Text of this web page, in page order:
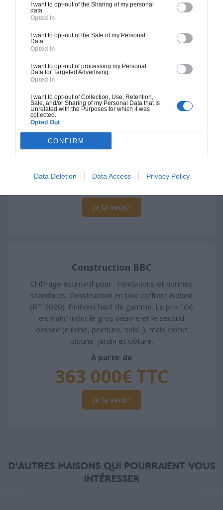
I want to opt-out of the Sharing of my personal
data.
Opted In
I want to opt-out of the Sale of my Personal
Data.
Opted In
I want to opt-out of processing my Personal
Data for Targeted Advertising.
Opted In
I want to opt-out of Collection, Use, Retention,
Sale, and/or Sharing of my Personal Data that Is
Unrelated with the Purposes for which it was
collected.
Opted Out
CONFIRM
Data Deletion Data Access Privacy Policy
Construction ossature bois
standards. Construction en ossature bois isolé.
Finitions haut de gamme. Le prix "clé en main"
inclut le gros oeuvre et le second oeuvre (cuisine,
peinture, sols...), mais exclut piscine, jardin et
clôture.
315 000€ TTC
Je la veux !
Construction BBC
Chiffrage estimatif pour : Fondations et normes
standards. Construction en bloc coffrant isolant
(RT 2020). Finitions haut de gamme. Le prix "clé
en main" inclut le gros oeuvre et le second
oeuvre (cuisine, peinture, sols...), mais exclut
piscine, jardin et clôture.
À partir de
363 000€ TTC
Je la veux !
D'AUTRES MAISONS QUI POURRAIENT VOUS
INTÉRESSER